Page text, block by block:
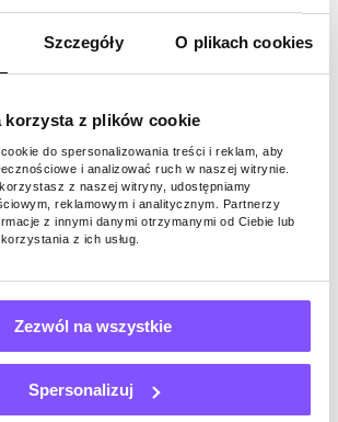
Szczegóły O plikach cookies
korzysta z plików cookie
do spersonalizowania treści i reklam, aby
i analizować ruch w naszej witrynie.
z naszej witryny, udostępniamy
reklamowym i analitycznym. Partnerzy
z innymi danymi otrzymanymi od Ciebie lub
z ich usług.
Zezwól na wszystkie
Spersonalizuj
Starbucks?
Starbucks otrzymasz wraz z
Im więcej przepustowości
na które odpowiesz i gier, w
tym więcej kart podarunkowych
się na Twojej drodze. Jednak
czynników może również
odgrywać ważną rolę.